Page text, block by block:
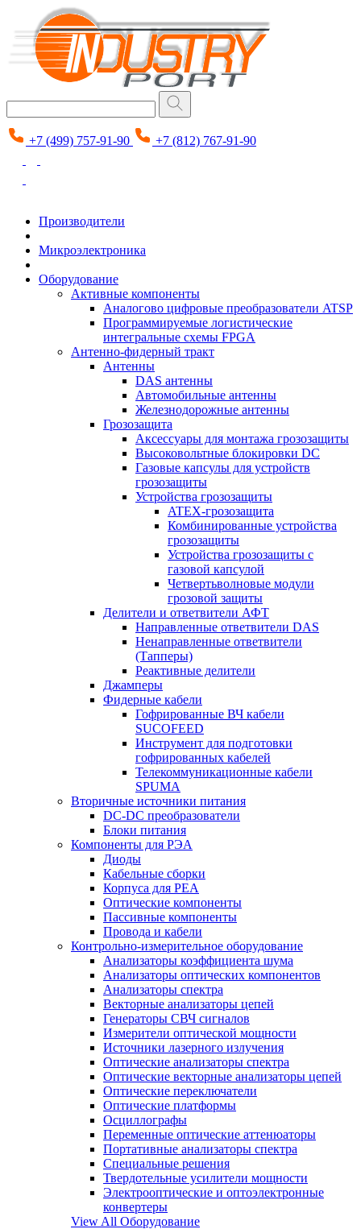
+7 (499) 757-91-90 +7 (812) 767-91-90
Производители
Микроэлектроника
Оборудование
Активные компоненты
Аналогово цифровые преобразователи ATSP
Программируемые логистические
интегральные схемы FPGA
Антенно-фидерный тракт
Антенны
DAS антенны
Автомобильные антенны
Железнодорожные антенны
Грозозащита
Аксессуары для монтажа грозозащиты
Высоковольтные блокировки DC
Газовые капсулы для устройств
грозозащиты
Устройства грозозащиты
ATEX-грозозащита
Комбинированные устройства
грозозащиты
Устройства грозозащиты с
газовой капсулой
Четвертьволновые модули
грозовой защиты
Делители и ответвители АФТ
Направленные ответвители DAS
Ненаправленные ответвители
(Тапперы)
Реактивные делители
Джамперы
Фидерные кабели
Гофрированные ВЧ кабели
SUCOFEED
Инструмент для подготовки
гофрированных кабелей
Телекоммуникационные кабели
SPUMA
Вторичные источники питания
DC-DC преобразователи
Блоки питания
Компоненты для РЭА
Диоды
Кабельные сборки
Корпуса для РЕА
Оптические компоненты
Пассивные компоненты
Провода и кабели
Контрольно-измерительное оборудование
Анализаторы коэффициента шума
Анализаторы оптических компонентов
Анализаторы спектра
Векторные анализаторы цепей
Генераторы СВЧ сигналов
Измерители оптической мощности
Источники лазерного излучения
Оптические анализаторы спектра
Оптические векторные анализаторы цепей
Оптические переключатели
Оптические платформы
Осциллографы
Переменные оптические аттенюаторы
Портативные анализаторы спектра
Специальные решения
Твердотельные усилители мощности
Электрооптические и оптоэлектронные
конвертеры
View All Оборудование